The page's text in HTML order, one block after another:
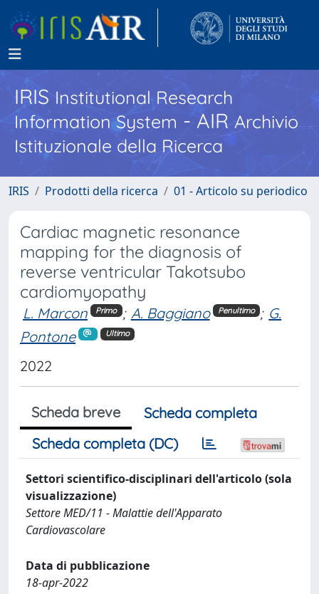
IRISInstitutional Research
Information System - AIR Archivio
Istituzionale della Ricerca
IRIS Prodotti della ricerca 01 - Articolo su periodico
Cardiac magnetic resonance
mapping for the diagnosis of
reverse ventricular Takotsubo
cardiomyopathy
L. Marcon Primo ; A. Baggiano Penultimo ; G.
Pontone
Ultimo
2022
Scheda breve
Scheda completa
Scheda completa (DC)
Settori scientifico-disciplinari dell'articolo (sola
visualizzazione)
Settore MED/11 - Malattie dell'Apparato
Cardiovascolare
Data di pubblicazione
18-apr-2022